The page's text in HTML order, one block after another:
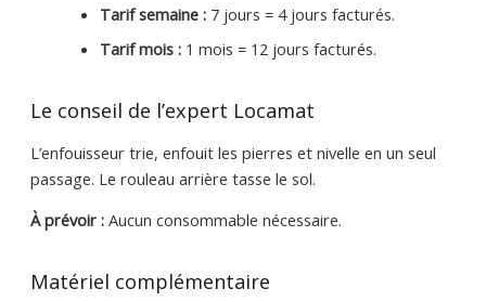
Tarif semaine :7 jours = 4 jours facturés.
Tarif mois :1 mois = 12 jours facturés.
Le conseil de l’expert Locamat
L’enfouisseur trie, enfouit les pierres et nivelle en un seul
passage. Le rouleau arrière tasse le sol.
À prévoir :Aucun consommable nécessaire.
Matériel complémentaire